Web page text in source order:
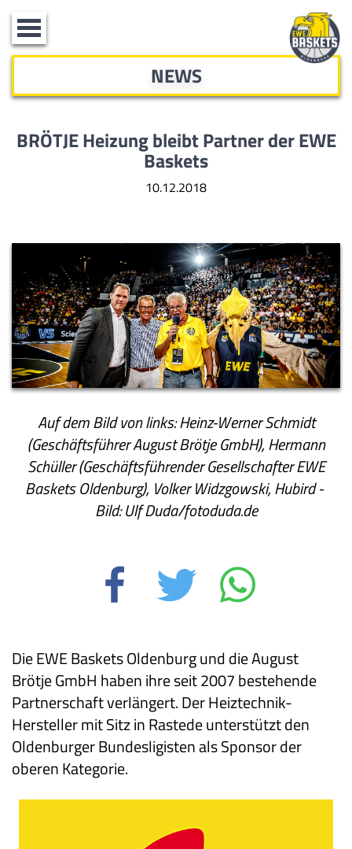
Toggle
navigation
NEWS
BRÖTJE Heizung bleibt Partner der EWE
Baskets
10.12.2018
Auf dem Bild von links: Heinz-Werner Schmidt
(Geschäftsführer August Brötje GmbH), Hermann
Schüller (Geschäftsführender Gesellschafter EWE
Baskets Oldenburg), Volker Widzgowski, Hubird -
Bild: Ulf Duda/fotoduda.de
Die EWE Baskets Oldenburg und die August
Brötje GmbH haben ihre seit 2007 bestehende
Partnerschaft verlängert. Der Heiztechnik-
Hersteller mit Sitz in Rastede unterstützt den
Oldenburger Bundesligisten als Sponsor der
oberen Kategorie.